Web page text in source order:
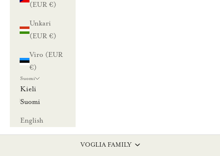
(EUR €)
Unkari
(EUR €)
Viro (EUR
€)
Suomi
Kieli
Suomi
English
VOGLIA FAMILY